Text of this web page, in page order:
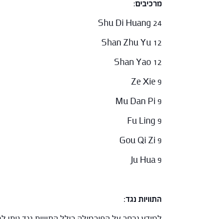
מרכיבים:
Shu Di Huang 24
Shan Zhu Yu 12
Shan Yao 12
Ze Xie 9
Mu Dan Pi 9
Fu Ling 9
Gou Qi Zi 9
Ju Hua 9
התוויות נגד: